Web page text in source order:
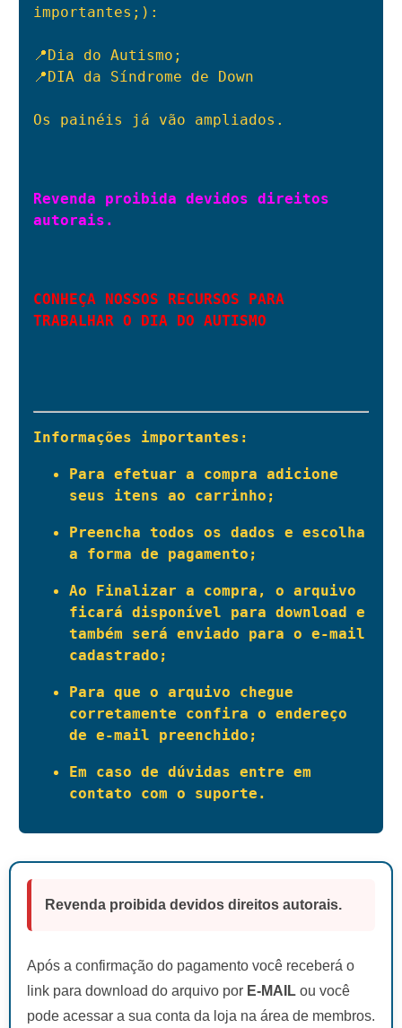
importantes;):
📍Dia do Autismo;
📍DIA da Síndrome de Down
Os painéis já vão ampliados.
Revenda proibida devidos direitos
autorais.
CONHEÇA NOSSOS RECURSOS PARA
TRABALHAR O DIA DO AUTISMO
Informações importantes:
Para efetuar a compra adicione
seus itens ao carrinho;
Preencha todos os dados e escolha
a forma de pagamento;
Ao Finalizar a compra, o arquivo
ficará disponível para download e
também será enviado para o e-mail
cadastrado;
Para que o arquivo chegue
corretamente confira o endereço
de e-mail preenchido;
Em caso de dúvidas entre em
contato com o suporte.
Revenda proibida devidos direitos autorais.
Após a confirmação do pagamento você receberá o
link para download do arquivo por E-MAIL ou você
pode acessar a sua conta da loja na área de membros.